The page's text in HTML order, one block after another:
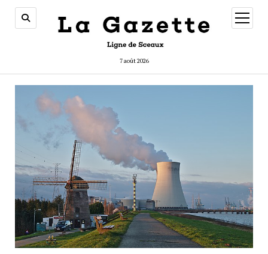
7 août 2026
ouvrir
menu